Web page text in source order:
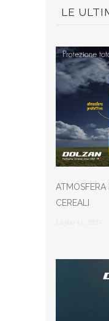
LE
ATMOSFERA
CEREALI